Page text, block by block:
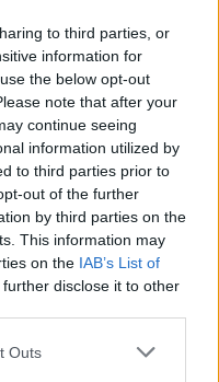
to third parties, or
information for
the below opt-out
note that after your
continue seeing
information utilized by
to third parties prior to
out of the further
by third parties on the
This information may
on the IAB’s List of
disclose it to other
one or more Google
Outs